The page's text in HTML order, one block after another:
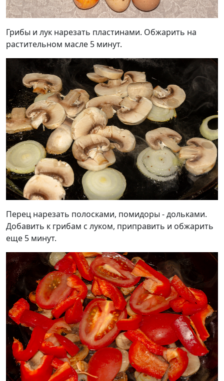
Грибы и лук нарезать пластинами. Обжарить на
растительном масле 5 минут.
Перец нарезать полосками, помидоры - дольками.
Добавить к грибам с луком, приправить и обжарить
еще 5 минут.